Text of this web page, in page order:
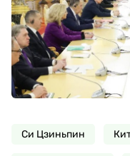
Си Цзиньпин